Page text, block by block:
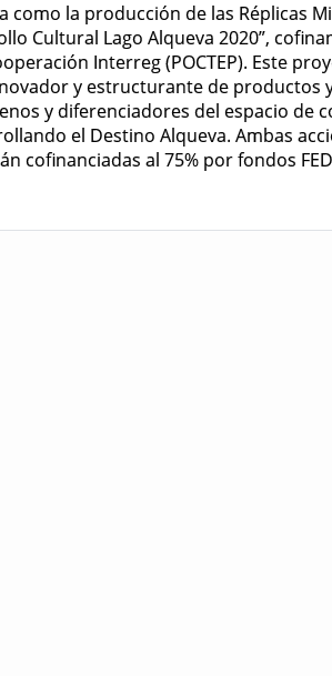
como la producción de las Réplicas
Cultural Lago Alqueva 2020”,
Interreg (POCTEP). Este
y estructurante de productos
y diferenciadores del espacio de
el Destino Alqueva. Ambas
cofinanciadas al 75% por fondos